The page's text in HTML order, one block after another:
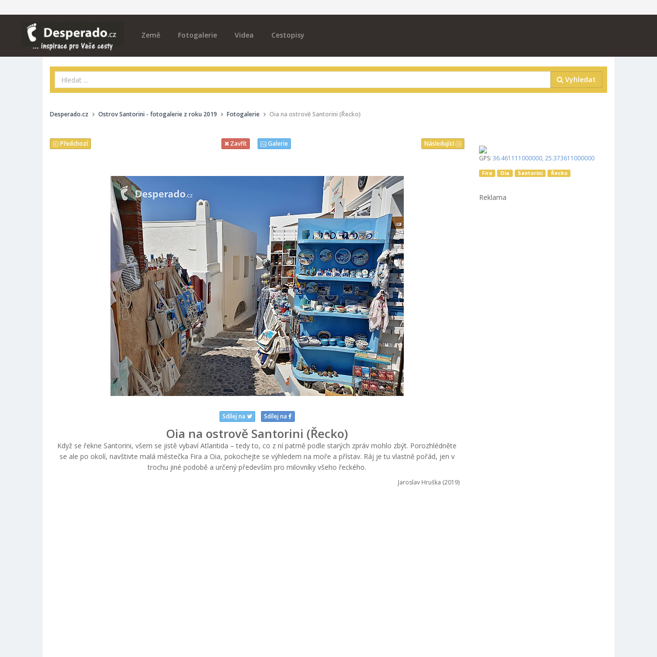
Země Fotogalerie Videa Cestopisy
Vyhledat
Desperado.cz Ostrov Santorini - fotogalerie z roku 2019 Fotogalerie Oia na ostrově Santorini (Řecko)
Následující
Předchozí Zavřít Galerie
Sdílej na Sdílej na
Oia na ostrově Santorini (Řecko)
Když se řekne Santorini, všem se jistě vybaví Atlantida – tedy to, co z ní patrně podle starých zpráv mohlo zbýt. Porozhlédněte
se ale po okolí, navštivte malá městečka Fira a Oia, pokochejte se výhledem na moře a přístav. Ráj je tu vlastně pořád, jen v
trochu jiné podobě a určený především pro milovníky všeho řeckého.
Jaroslav Hruška (2019)
GPS: 36.461111000000, 25.373611000000
Fira Oia Santorini Řecko
Reklama